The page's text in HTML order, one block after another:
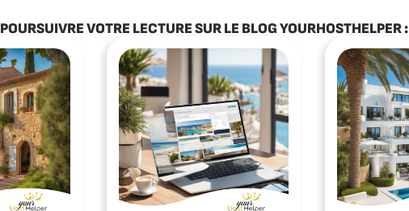
POURSUIVRE VOTRE LECTURE SUR LE BLOG YOURHOSTHELPER :